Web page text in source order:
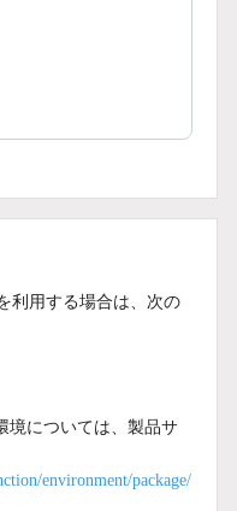
利用する場合は、次の
境については、製品サ
environment/package/